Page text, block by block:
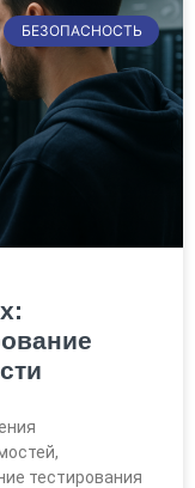
БЕЗОПАСНОСТЬ
тестирования